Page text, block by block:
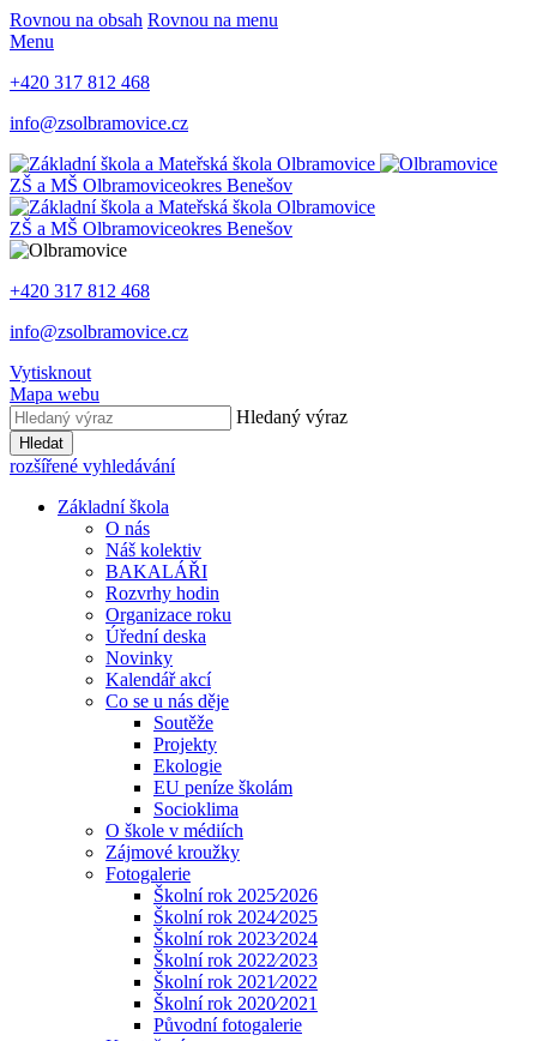
Rovnou na obsah Rovnou na menu
Menu
+420 317 812 468
info@zsolbramovice.cz
ZŠ a MŠ Olbramoviceokres Benešov
ZŠ a MŠ Olbramoviceokres Benešov
+420 317 812 468
info@zsolbramovice.cz
Vytisknout
Mapa webu
Hledaný výraz
Hledat
rozšířené vyhledávání
Základní škola
O nás
Náš kolektiv
BAKALÁŘI
Rozvrhy hodin
Organizace roku
Úřední deska
Novinky
Kalendář akcí
Co se u nás děje
Soutěže
Projekty
Ekologie
EU peníze školám
Socioklima
O škole v médiích
Zájmové kroužky
Fotogalerie
Školní rok 2025⁄2026
Školní rok 2024⁄2025
Školní rok 2023⁄2024
Školní rok 2022⁄2023
Školní rok 2021⁄2022
Školní rok 2020⁄2021
Původní fotogalerie